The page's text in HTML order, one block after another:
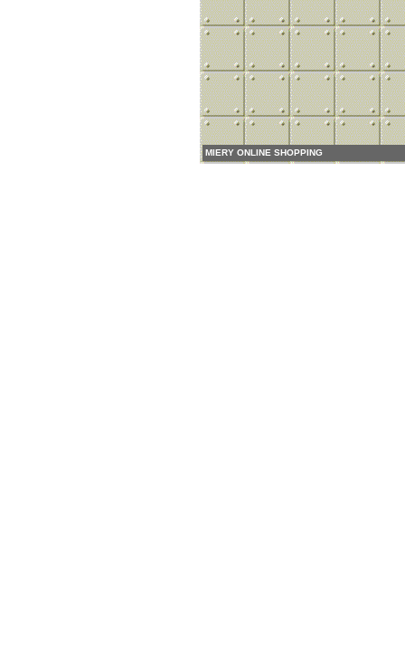
MIERY ONLINE SHOPPING